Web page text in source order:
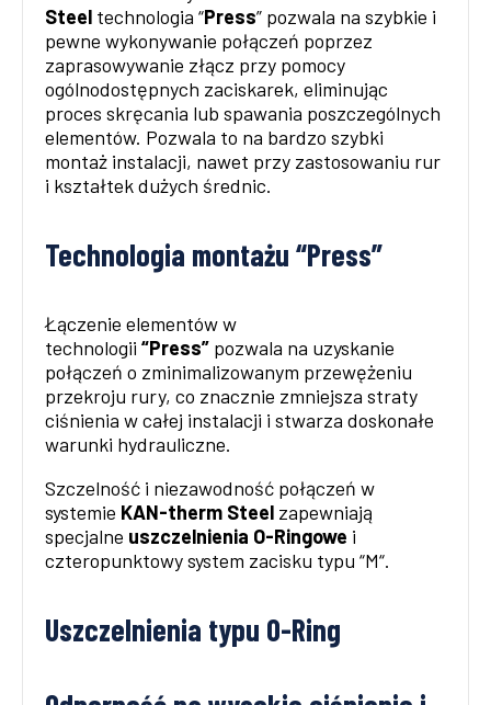
Steel technologia “Press” pozwala na szybkie i
pewne wykonywanie połączeń poprzez
zaprasowywanie złącz przy pomocy
ogólnodostępnych zaciskarek, eliminując
proces skręcania lub spawania poszczególnych
elementów. Pozwala to na bardzo szybki
montaż instalacji, nawet przy zastosowaniu rur
i kształtek dużych średnic.
Technologia montażu “Press”
Łączenie elementów w
technologii “Press” pozwala na uzyskanie
połączeń o zminimalizowanym przewężeniu
przekroju rury, co znacznie zmniejsza straty
ciśnienia w całej instalacji i stwarza doskonałe
warunki hydrauliczne.
Szczelność i niezawodność połączeń w
systemie KAN-therm Steel zapewniają
specjalne uszczelnienia O-Ringowe i
czteropunktowy system zacisku typu “M“.
Uszczelnienia typu O-Ring